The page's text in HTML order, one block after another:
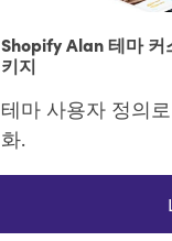
Shopify Alan 테마 커
키지
테마 사용자 정의
화.